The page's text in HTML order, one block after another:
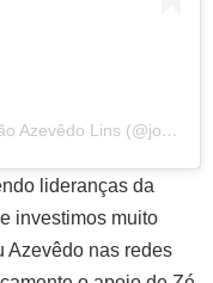
Uma publicação compartilhada por João Azevêdo Lins (@joaoazevedolins)
lideranças da
investimos muito
Azevêdo nas redes